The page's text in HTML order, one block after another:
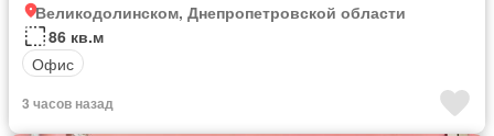
Великодолинском, Днепропетровской области
86 кв.м
Офис
3 часов назад